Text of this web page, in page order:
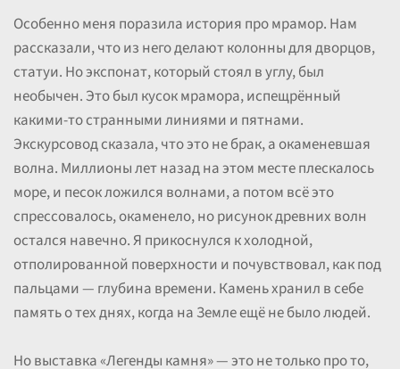
Особенно меня поразила история про мрамор. Нам
рассказали, что из него делают колонны для дворцов,
статуи. Но экспонат, который стоял в углу, был
необычен. Это был кусок мрамора, испещрённый
какими-то странными линиями и пятнами.
Экскурсовод сказала, что это не брак, а окаменевшая
волна. Миллионы лет назад на этом месте плескалось
море, и песок ложился волнами, а потом всё это
спрессовалось, окаменело, но рисунок древних волн
остался навечно. Я прикоснулся к холодной,
отполированной поверхности и почувствовал, как под
пальцами — глубина времени. Камень хранил в себе
память о тех днях, когда на Земле ещё не было людей.
Но выставка «Легенды камня» — это не только про то,